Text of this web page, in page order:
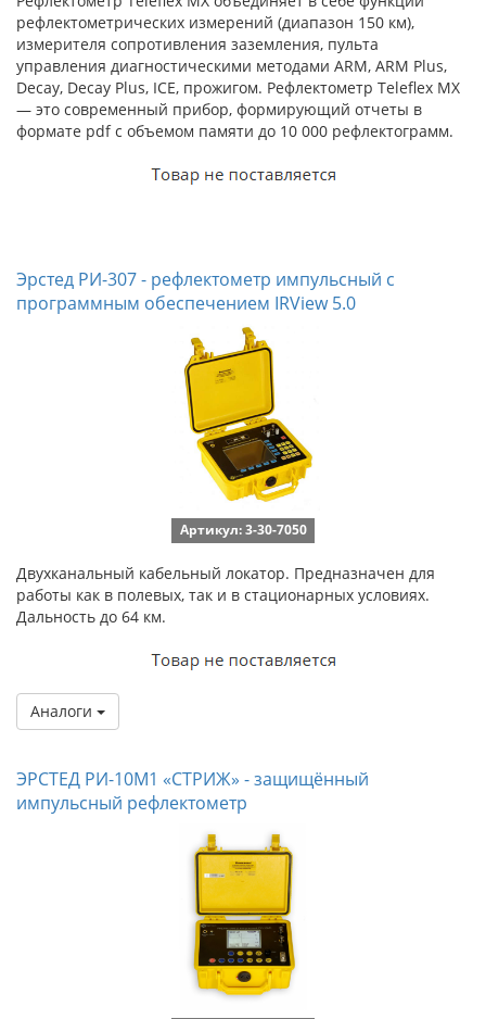
рефлектометрических измерений (диапазон 150 км),
измерителя сопротивления заземления, пульта
управления диагностическими методами ARM, ARM Plus,
Decay, Decay Plus, ICE, прожигом. Рефлектометр Teleflex MX
— это современный прибор, формирующий отчеты в
формате pdf с объемом памяти до 10 000 рефлектограмм.
Эрстед РИ-307 - рефлектометр импульсный с
программным обеспечением IRView 5.0
Артикул: 3-30-7050
Двухканальный кабельный локатор. Предназначен для
работы как в полевых, так и в стационарных условиях.
Дальность до 64 км.
Аналоги
ЭРСТЕД РИ-10М1 «СТРИЖ» - защищённый
импульсный рефлектометр